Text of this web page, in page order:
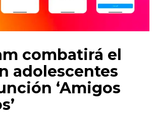
combatirá el
adolescentes
‘Amigos